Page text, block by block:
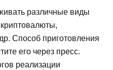
различные виды
Способ приготовления
его через пресс.
реализации